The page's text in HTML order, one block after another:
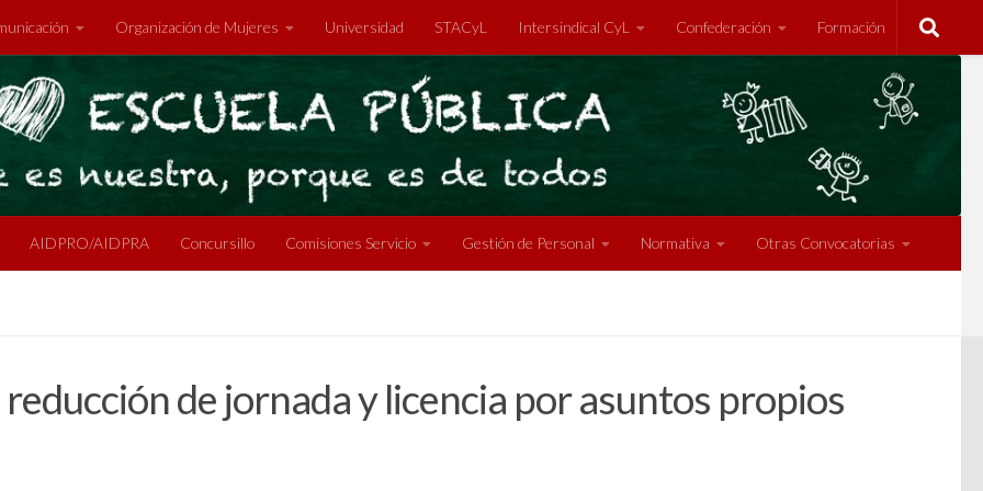
Organización de Mujeres Universidad STACyL Intersindical CyL Confederación Formación
AIDPRO/AIDPRA Concursillo Comisiones Servicio Gestión de Personal Normativa Otras Convocatorias
de jornada y licencia por asuntos propios